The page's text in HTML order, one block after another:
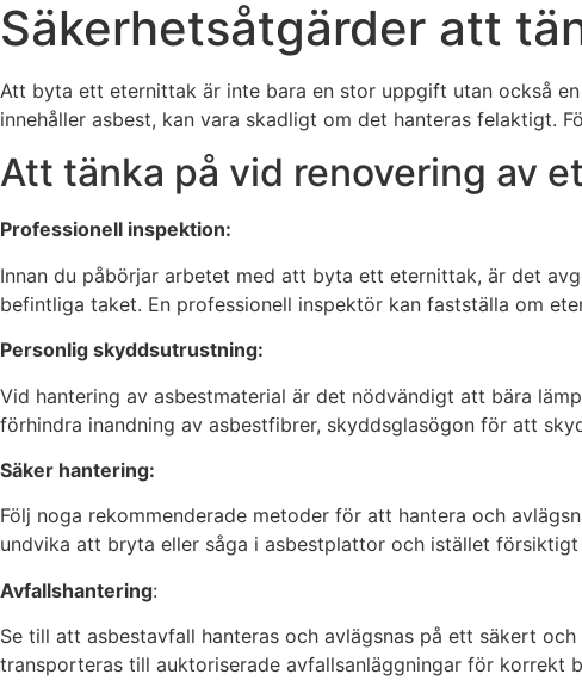
Säkerhetsåtgärder att
Att byta ett eternittak är inte bara en stor uppgift utan också
innehåller asbest, kan vara skadligt om det hanteras felaktigt.
Att tänka på vid renovering av
Professionell inspektion:
Innan du påbörjar arbetet med att byta ett eternittak, är det
befintliga taket. En professionell inspektör kan fastställa om
Personlig skyddsutrustning:
Vid hantering av asbestmaterial är det nödvändigt att bära
förhindra inandning av asbestfibrer, skyddsglasögon för att
Säker hantering:
Följ noga rekommenderade metoder för att hantera och
undvika att bryta eller såga i asbestplattor och istället
Avfallshantering:
Se till att asbestavfall hanteras och avlägsnas på ett säkert
transporteras till auktoriserade avfallsanläggningar för